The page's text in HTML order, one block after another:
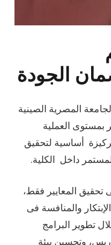
الجودة
المصرية الصينية
بمستوى العملية
أساسية لتحقيق
داخل الكلية.
تحقيق المعايير فقط،
والمنافسة فى
تطوير البرامج
وتحسين بيئة